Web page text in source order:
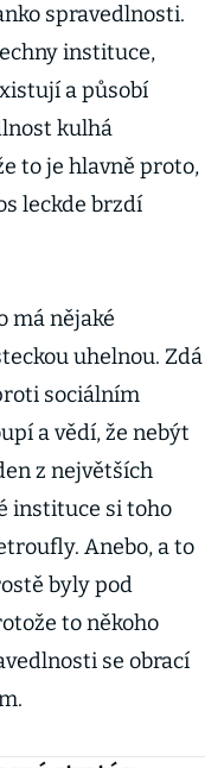
spravedlnosti.
instituce,
a působí
kulhá
to je hlavně proto,
leckde brzdí
má nějaké
uhelnou. Zdá
sociálním
a vědí, že nebýt
z největších
instituce si toho
Anebo, a to
byly pod
to někoho
se obrací